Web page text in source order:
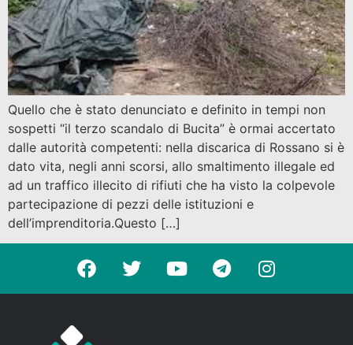
Quello che è stato denunciato e definito in tempi non
sospetti “il terzo scandalo di Bucita” è ormai accertato
dalle autorità competenti: nella discarica di Rossano si è
dato vita, negli anni scorsi, allo smaltimento illegale ed
ad un traffico illecito di rifiuti che ha visto la colpevole
partecipazione di pezzi delle istituzioni e
dell’imprenditoria.Questo […]